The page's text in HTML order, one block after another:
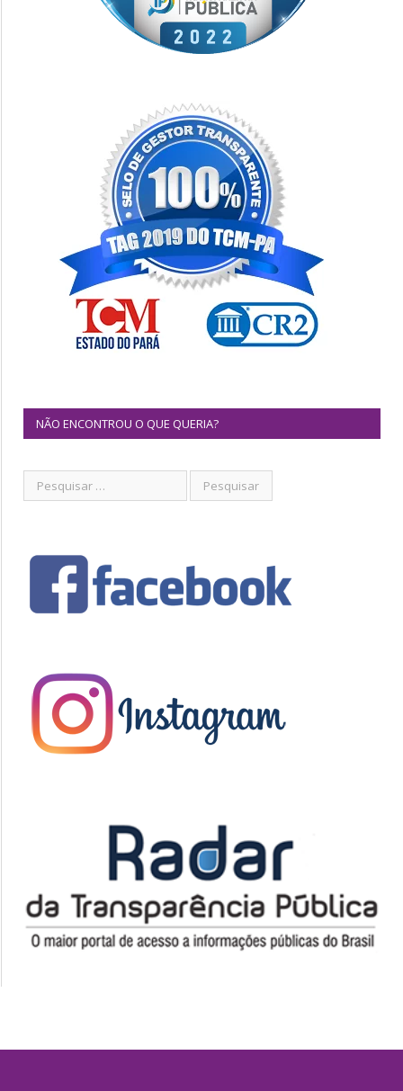
NÃO ENCONTROU O QUE QUERIA?